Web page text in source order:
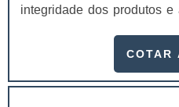
integridade dos produtos e
perfeita para os
ferramentaria, industrial,
COTAR